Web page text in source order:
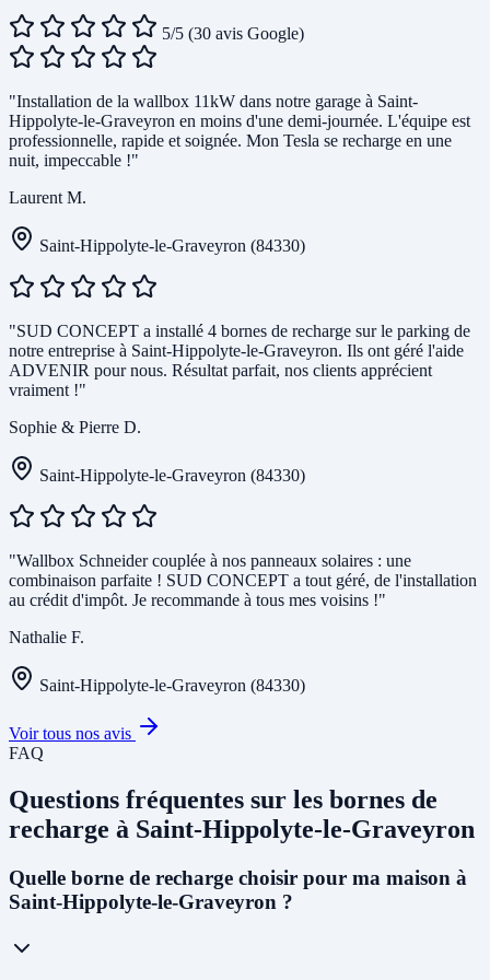
5/5 (30 avis Google)
"Installation de la wallbox 11kW dans notre garage à Saint-
Hippolyte-le-Graveyron en moins d'une demi-journée. L'équipe est
professionnelle, rapide et soignée. Mon Tesla se recharge en une
nuit, impeccable !"
Laurent M.
Saint-Hippolyte-le-Graveyron (84330)
"SUD CONCEPT a installé 4 bornes de recharge sur le parking de
notre entreprise à Saint-Hippolyte-le-Graveyron. Ils ont géré l'aide
ADVENIR pour nous. Résultat parfait, nos clients apprécient
vraiment !"
Sophie & Pierre D.
Saint-Hippolyte-le-Graveyron (84330)
"Wallbox Schneider couplée à nos panneaux solaires : une
combinaison parfaite ! SUD CONCEPT a tout géré, de l'installation
au crédit d'impôt. Je recommande à tous mes voisins !"
Nathalie F.
Saint-Hippolyte-le-Graveyron (84330)
Voir tous nos avis
FAQ
Questions fréquentes sur les bornes de
recharge à Saint-Hippolyte-le-Graveyron
Quelle borne de recharge choisir pour ma maison à
Saint-Hippolyte-le-Graveyron ?